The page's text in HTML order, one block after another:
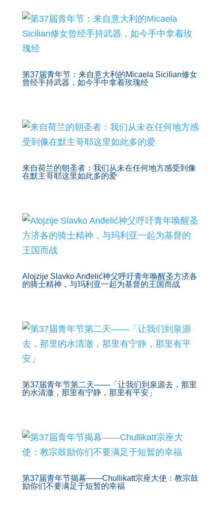
第37届青年节：来自意大利的Micaela Sicilian修女
曾经手持武器，如今手中拿着玫瑰经
来自荷兰的朝圣者：我们从未在任何地方感受到像
在默主哥耶这里如此多的爱
Alojzije Slavko Anđelić神父呼吁青年唤醒圣方济各
的骑士精神，与玛利亚一起为基督的王国而战
第37届青年节第二天——「让我们到泉源去，那里
的水清澈，那里有宁静，那里有平安」
第37届青年节揭幕——Chullikatt宗座大使：教宗鼓
励你们不要满足于短暂的幸福